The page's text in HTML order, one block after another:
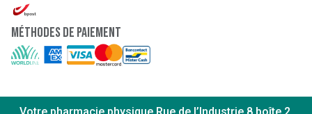
Méthodes de paiement